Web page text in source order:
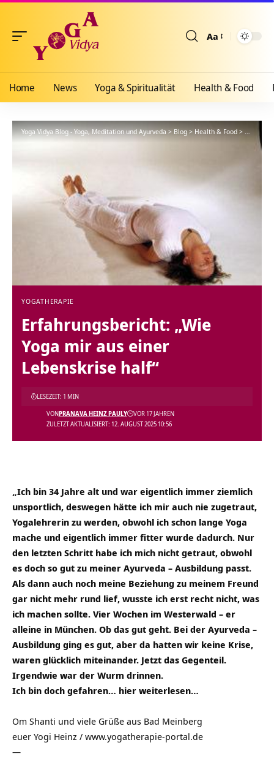
Aa
Home News Yoga & Spiritualität Health & Food
Yoga Vidya Blog - Yoga, Meditation und Ayurveda> Blog>Health & Food >
YOGATHERAPIE
Erfahrungsbericht: „Wie
Yoga mir aus einer
Lebenskrise half“
ZULETZT AKTUALISIERT: 12. AUGUST 2025 10:56
VONPRANAVA HEINZ PAULY VOR 17 JAHREN
LESEZEIT: 1 MIN
„Ich bin 34 Jahre alt und war eigentlich immer ziemlich
unsportlich, deswegen hätte ich mir auch nie zugetraut,
Yogalehrerin zu werden, obwohl ich schon lange Yoga
mache und eigentlich immer fitter wurde dadurch. Nur
den letzten Schritt habe ich mich nicht getraut, obwohl
es doch so gut zu meiner Ayurveda – Ausbildung passt.
Als dann auch noch meine Beziehung zu meinem Freund
gar nicht mehr rund lief, wusste ich erst recht nicht, was
ich machen sollte. Vier Wochen im Westerwald – er
alleine in München. Ob das gut geht. Bei der Ayurveda –
Ausbildung ging es gut, aber da hatten wir keine Krise,
waren glücklich miteinander. Jetzt das Gegenteil.
Irgendwie war der Wurm drinnen.
Ich bin doch gefahren… hier weiterlesen…
Om Shanti und viele Grüße aus Bad Meinberg
euer Yogi Heinz / www.yogatherapie-portal.de
—